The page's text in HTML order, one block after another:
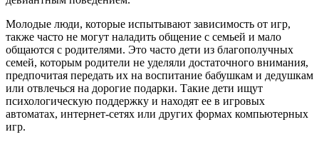
Молодые люди, которые испытывают зависимость от игр,
также часто не могут наладить общение с семьей и мало
общаются с родителями. Это часто дети из благополучных
семей, которым родители не уделяли достаточного внимания,
предпочитая передать их на воспитание бабушкам и дедушкам
или отвлечься на дорогие подарки. Такие дети ищут
психологическую поддержку и находят ее в игровых
автоматах, интернет-сетях или других формах компьютерных
игр.